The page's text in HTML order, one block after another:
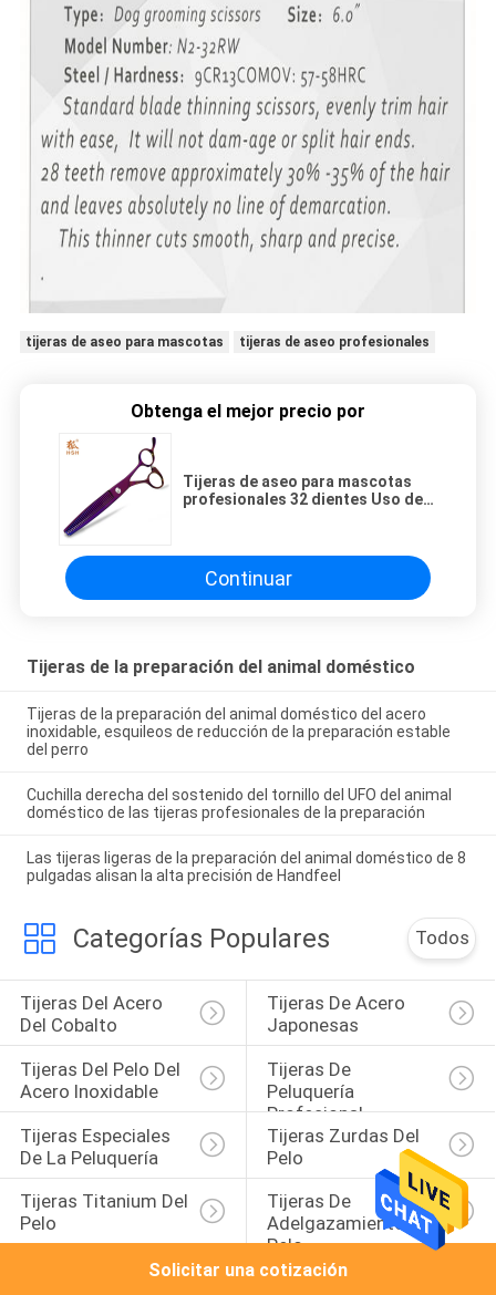
tijeras de aseo para mascotas tijeras de aseo profesionales
Obtenga el mejor precio por
Tijeras de aseo para mascotas
profesionales 32 dientes Uso de
Continuar
Tijeras de la preparación del animal doméstico
Tijeras de la preparación del animal doméstico del acero
inoxidable, esquileos de reducción de la preparación estable
del perro
Cuchilla derecha del sostenido del tornillo del UFO del animal
doméstico de las tijeras profesionales de la preparación
Las tijeras ligeras de la preparación del animal doméstico de 8
pulgadas alisan la alta precisión de Handfeel
Categorías Populares Todos
Tijeras Del Acero
Del Cobalto
Tijeras De Acero
Japonesas
Tijeras Del Pelo Del
Acero Inoxidable
Tijeras De
Peluquería
Profesional
Tijeras Especiales
De La Peluquería
Tijeras Zurdas Del
Pelo
Tijeras Titanium Del
Pelo
Tijeras De
Adelgazamiento De
Pelo
Solicitar una cotización